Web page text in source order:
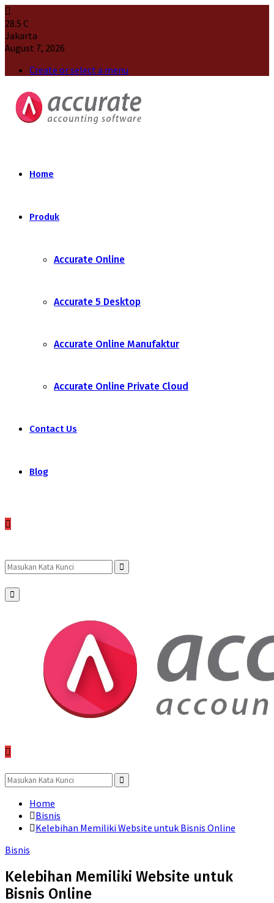
28.5 C
Jakarta
August 7, 2026
Create or select a menu
Home
Produk
Accurate Online
Accurate 5 Desktop
Accurate Online Manufaktur
Accurate Online Private Cloud
Contact Us
Blog
Search
Search
Primary
Menu
Search
for:
Search
Home
Bisnis
Kelebihan Memiliki Website untuk Bisnis Online
Bisnis
Kelebihan Memiliki Website untuk
Bisnis Online